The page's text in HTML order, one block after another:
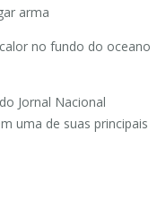
arma
no fundo do oceano
Jornal Nacional
uma de suas principais